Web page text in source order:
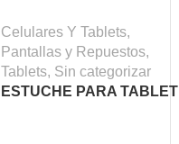
Celulares Y Tablets,
Pantallas y Repuestos,
Tablets, Sin categorizar
ESTUCHE PARA TABLET